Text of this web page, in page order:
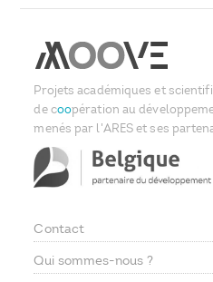
Projets académiques et
de coopération au
menés par l'ARES et ses
Footer
Contact
Qui sommes-nous ?